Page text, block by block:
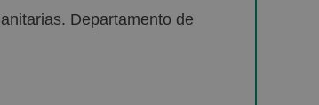
Departamento de